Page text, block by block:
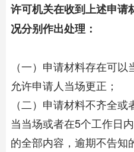
许可机关在收到上述申请
况分别作出处理：
（一）申请材料存在可
允许申请人当场更正；
（二）申请材料不齐全
当当场或者在5个工作日
的全部内容，逾期不告知